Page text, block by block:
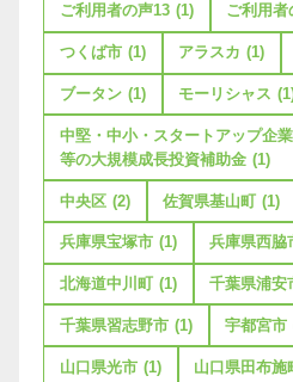
ご利用者の声13 (1) ご利用者
つくば市 (1) アラスカ (1)
ブータン (1) モーリシャス
中堅・中小・スタートアップ企
等の大規模成長投資補助金 (1)
中央区 (2) 佐賀県基山町 (1)
兵庫県宝塚市 (1) 兵庫県西脇
北海道中川町 (1) 千葉県浦安
千葉県習志野市 (1) 宇都宮市
山口県光市 (1) 山口県田布施